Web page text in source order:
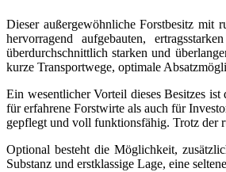
Dieser außergewöhnliche Forstbesitz mit
hervorragend aufgebauten,
überdurchschnittlich starken und
kurze Transportwege, optimale
Ein wesentlicher Vorteil dieses Besitzes
für erfahrene Forstwirte als auch für
gepflegt und voll funktionsfähig. Trotz der
Optional besteht die Möglichkeit,
Substanz und erstklassige Lage, eine